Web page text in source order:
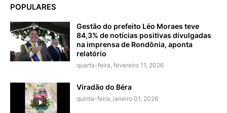
POPULARES
Gestão do prefeito Léo Moraes teve
84,3% de notícias positivas divulgadas
na imprensa de Rondônia, aponta
relatório
quarta-feira, fevereiro 11, 2026
Viradão do Béra
quinta-feira, janeiro 01, 2026